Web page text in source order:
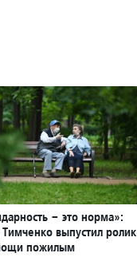
– это норма»:
выпустил ролик
пожилым